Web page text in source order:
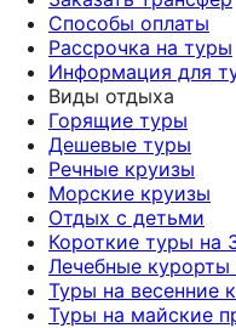
Способы оплаты
Рассрочка на туры
Информация для
Виды отдыха
Горящие туры
Дешевые туры
Речные круизы
Морские круизы
Отдых с детьми
Короткие туры на
Лечебные курорты
Туры на весенние
Туры на майские